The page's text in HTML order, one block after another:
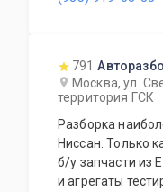
791
Москва, ул.
территория ГСК
Разборка
Ниссан. Только
б/у запчасти из
и агрегаты